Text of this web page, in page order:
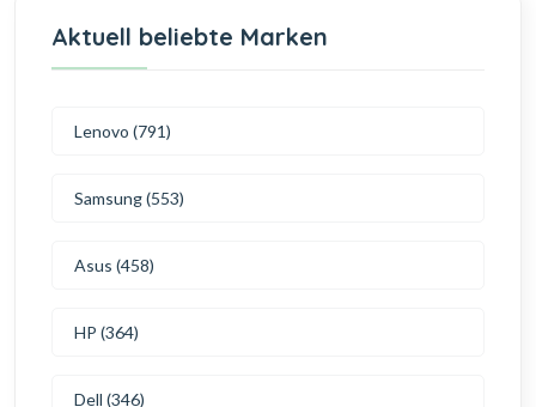
Aktuell beliebte Marken
Lenovo (791)
Samsung (553)
Asus (458)
HP (364)
Dell (346)